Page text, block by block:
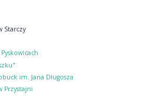
Starczy
im. Jana Długosza
Przystajni